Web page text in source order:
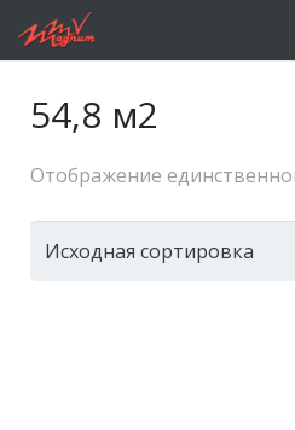
54,8 м2
Отображение